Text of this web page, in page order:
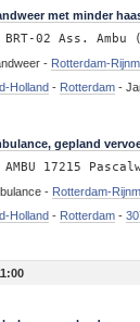
met minder
BRT-02 Ass.
- Rotterdam-
Holland - Rotterdam -
gepland
AMBU 17215
- Rotterdam-
Holland - Rotterdam -